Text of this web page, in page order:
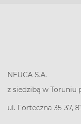
NEUCA S.A.
z siedzibą w Toruniu
ul. Forteczna 35-37,